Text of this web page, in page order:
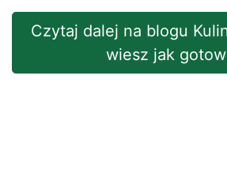
Czytaj dalej na blogu
wiesz jak